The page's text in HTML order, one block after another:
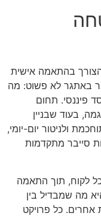
בהתאמה אישית
באתגר לא פשוט: מה
פיננסי. תחום
בעוד שבניין
ולניטור יום-יומי,
סייבר מתקדמות
לקוח, תוך התאמה
מה שמבדיל בין
אחרים. כל פרויקט